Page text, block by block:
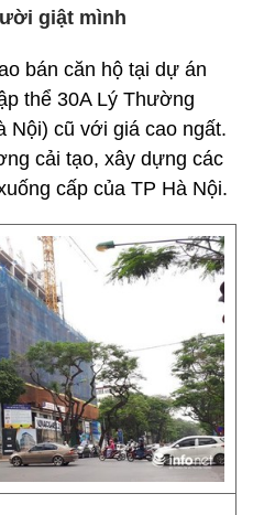
giật mình
bán căn hộ tại dự án
thể 30A Lý Thường
Nội) cũ với giá cao ngất.
cải tạo, xây dựng các
cấp của TP Hà Nội.